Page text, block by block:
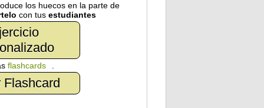
los huecos en la parte de
con tus estudiantes
flashcards
Flashcard